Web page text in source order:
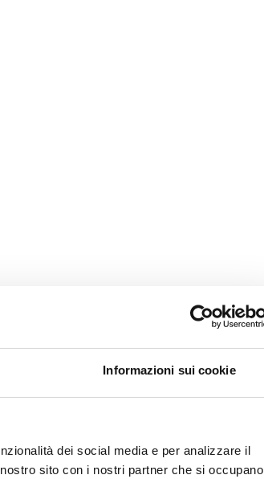
Informazioni sui cookie
dei social media e per analizzare il
sito con i nostri partner che si occupano